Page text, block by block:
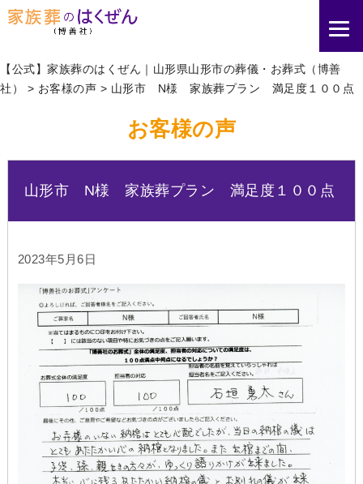
【公式】家族葬のはくぜん｜山形県山形市の葬儀・お葬式（博善
社）
> お客様の声 > 山形市 N様 家族葬プラン 満足度１００点
お客様の声
山形市 N様 家族葬プラン 満足度１００点
2023年5月6日